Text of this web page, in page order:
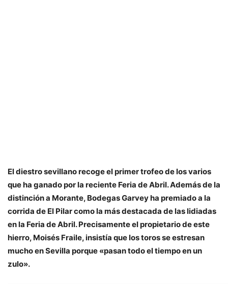
El diestro sevillano recoge el primer trofeo de los varios
que ha ganado por la reciente Feria de Abril. Además de la
distinción a Morante, Bodegas Garvey ha premiado a la
corrida de El Pilar como la más destacada de las lidiadas
en la Feria de Abril. Precisamente el propietario de este
hierro, Moisés Fraile, insistía que los toros se estresan
mucho en Sevilla porque «pasan todo el tiempo en un
zulo».